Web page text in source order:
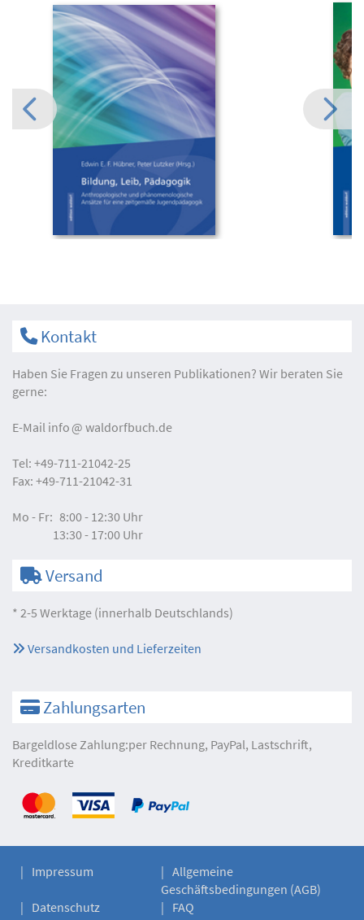
Kontakt
Haben Sie Fragen zu unseren Publikationen? Wir beraten Sie
gerne:
E-Mail info waldorfbuch.de
Tel: +49-711-21042-25
Fax: +49-711-21042-31
Mo - Fr: 8:00 - 12:30 Uhr
13:30 - 17:00 Uhr
Versand
* 2-5 Werktage (innerhalb Deutschlands)
Versandkosten und Lieferzeiten
Zahlungsarten
Bargeldlose Zahlung:per Rechnung, PayPal, Lastschrift,
Kreditkarte
Impressum
Allgemeine
Geschäftsbedingungen (AGB)
Datenschutz
FAQ